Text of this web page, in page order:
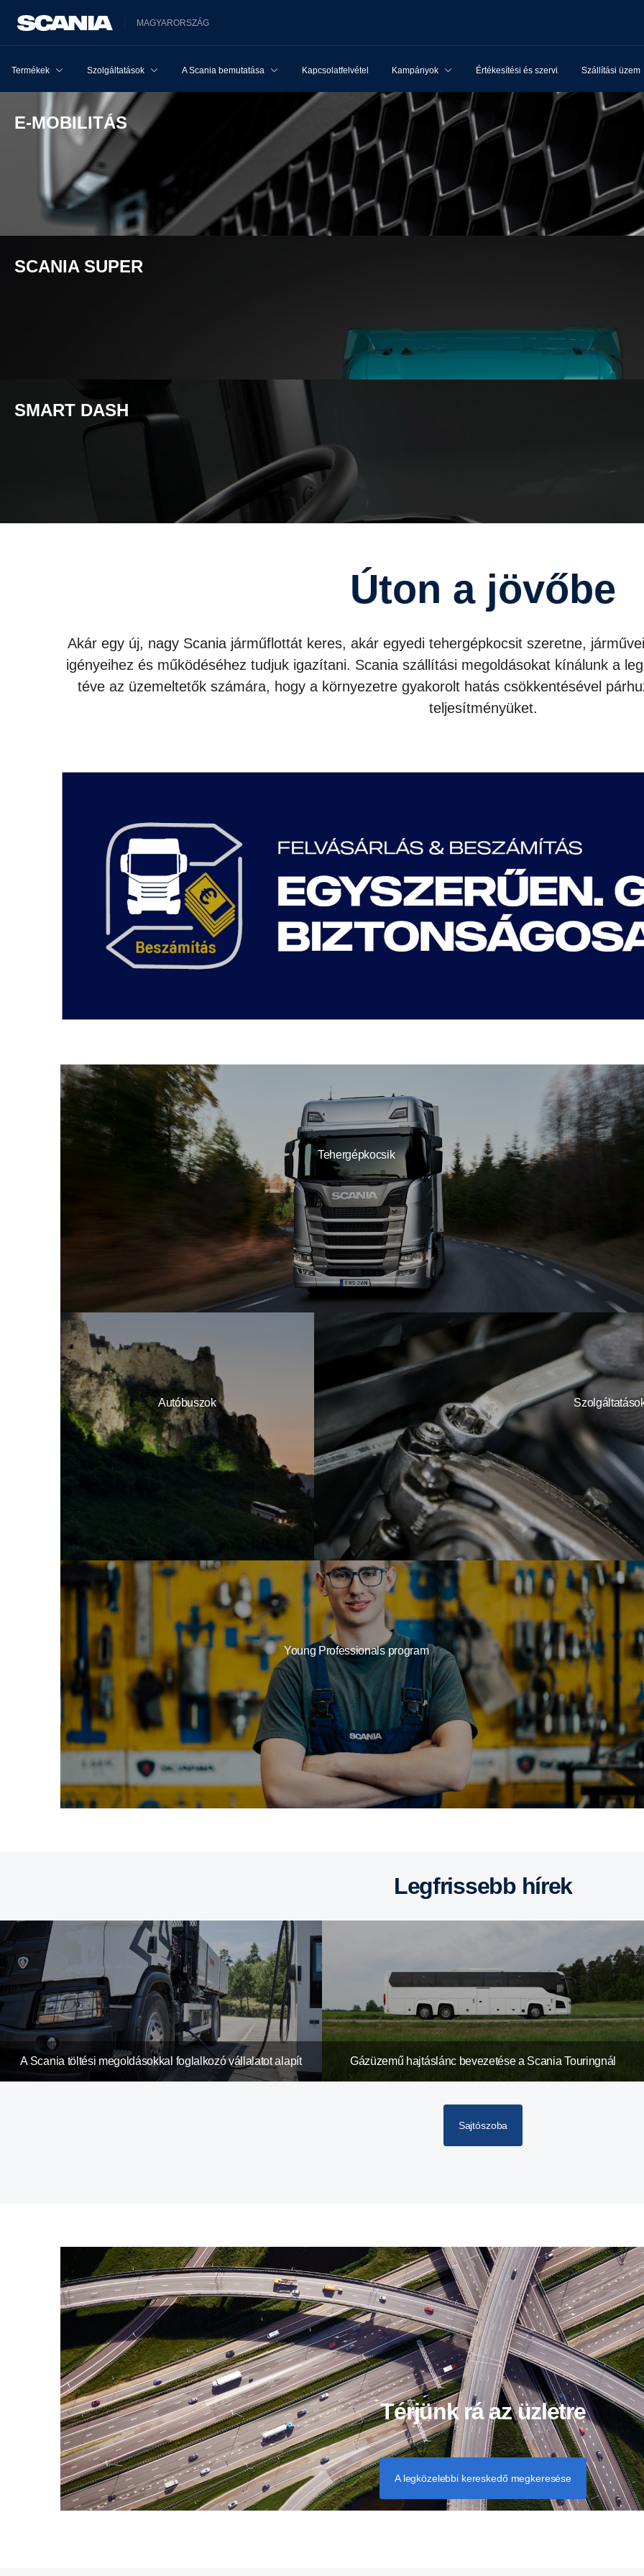
MAGYARORSZÁG
Termékek Szolgáltatások A Scania bemutatása Kapcsolatfelvétel Kampányok Értékesítési és szervizhálózatSzállítási üzem
E-MOBILITÁS
SCANIA SUPER
SMART DASH
Úton a jövőbe
Akár egy új, nagy Scania járműflottát keres, akár egyedi tehergépkocsit szeretne,
igényeihez és működéséhez tudjuk igazítani. Scania szállítási megoldásokat kínálunk a
téve az üzemeltetők számára, hogy a környezetre gyakorolt hatás csökkentésével
teljesítményüket.
Tehergépkocsik
Autóbuszok
Young Professionals program
Legfrissebb hírek
A Scania töltési megoldásokkal foglalkozó vállalatot alapít Gázüzemű hajtáslánc bevezetése a Scania Touringnál
Sajtószoba
Térjünk rá az üzletre
A legközelebbi kereskedő megkeresése